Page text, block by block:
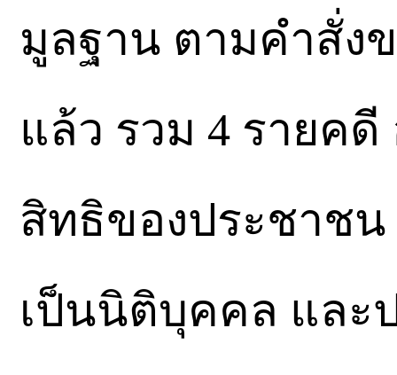
มูลฐาน ตามคำสั่ง
แล้ว รวม 4 รายค
สิทธิของประชาชน
เป็นนิติบุคคล และ